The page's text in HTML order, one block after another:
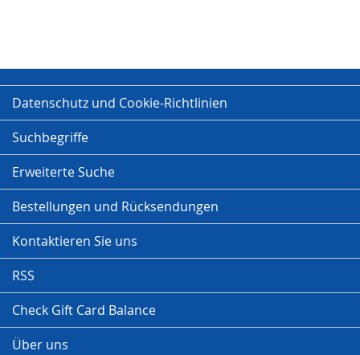
Datenschutz und Cookie-Richtlinien
Suchbegriffe
Erweiterte Suche
Bestellungen und Rücksendungen
Kontaktieren Sie uns
RSS
Check Gift Card Balance
Über uns